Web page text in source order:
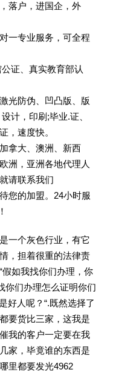
落户，进国企，外
一专业服务，可全程
证、真实教育部认
光防伪、凹凸版、版
计，印刷;毕业.证、
，速度快。
拿大、澳洲、新西
洲，亚洲各地代理人
请联系我们
您的加盟。24小时服
一个灰色行业，有它
，担着很重的法律责
如我找你们办理，你
你们办理怎么证明你们
好人呢？“.既然选择了
要货比三家，这我是
我的客户一定要在我
家，毕竟谁的东西是
里都要发光4962